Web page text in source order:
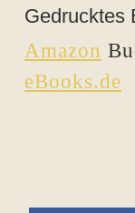
Gedrucktes
Amazon
eBooks.de